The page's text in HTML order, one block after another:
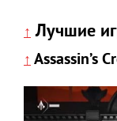
↑ Лучшие
↑Assassin’s